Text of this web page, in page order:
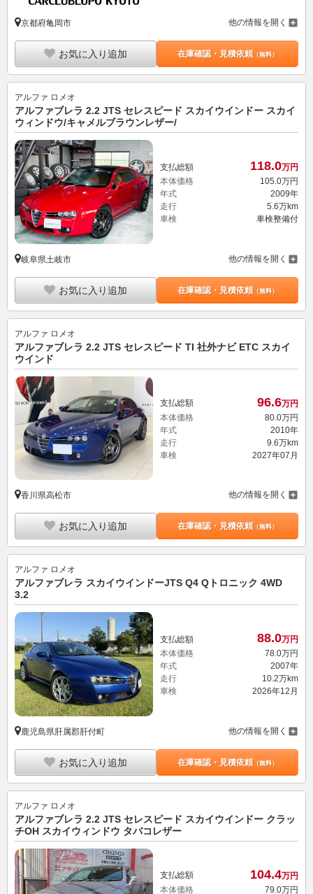
京都府亀岡市 他の情報を開く
お気に入り追加 在庫確認・見積依頼（無料）
アルファ ロメオ
アルファブレラ 2.2 JTS セレスピード スカイウインドー スカイ
ウィンドウ/キャメルブラウンレザー/
支払総額 118.0万円
本体価格
105.0万円
年式
2009年
走行
5.6万km
車検
車検整備付
岐阜県土岐市 他の情報を開く
お気に入り追加 在庫確認・見積依頼（無料）
アルファ ロメオ
アルファブレラ 2.2 JTS セレスピード TI 社外ナビ ETC スカイ
ウインド
支払総額 96.6万円
本体価格
80. 0万円
年式
2010年
走行
9.6万km
車検
2027年07月
香川県高松市 他の情報を開く
お気に入り追加 在庫確認・見積依頼（無料）
アルファ ロメオ
アルファブレラ スカイウインドーJTS Q4 Qトロニック 4WD
3.2
支払総額 88.0万円
本体価格
78.0万円
年式
2007年
走行
10.2万km
車検
2026年12月
鹿児島県肝属郡肝付町 他の情報を開く
お気に入り追加 在庫確認・見積依頼（無料）
アルファ ロメオ
アルファブレラ 2.2 JTS セレスピード スカイウインドー クラッ
チOH スカイウィンドウ タバコレザー
支払総額 104.4万円
本体価格
79. 0万円